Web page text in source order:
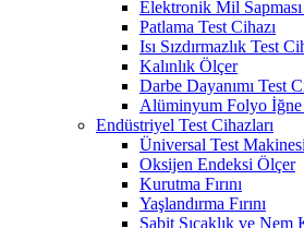
Elektronik Mil Sapması
Patlama Test Cihazı
Isı Sızdırmazlık Test
Kalınlık Ölçer
Darbe Dayanımı Test
Alüminyum Folyo İğne
Endüstriyel Test Cihazları
Üniversal Test Makinesi
Oksijen Endeksi Ölçer
Kurutma Fırını
Yaşlandırma Fırını
Sabit Sıcaklık ve Nem